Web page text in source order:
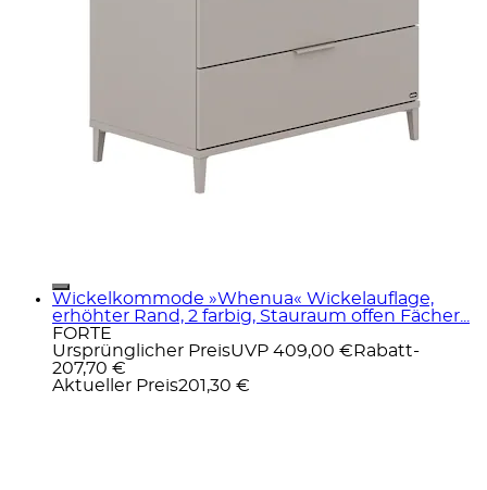
Wickelkommode »Whenua« Wickelauflage,
erhöhter Rand, 2 farbig, Stauraum offen Fächer...
FORTE
Ursprünglicher PreisUVP 409,00 € Rabatt-
207,70 €
Aktueller Preis201,30 €